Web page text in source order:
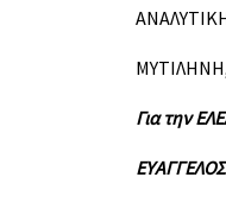
Για την